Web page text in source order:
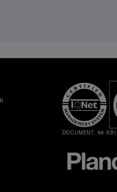
DOCUMENT, 88 KB)